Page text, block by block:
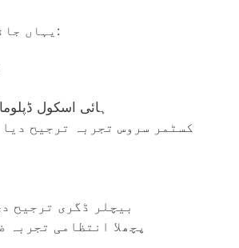
یہاں جاننے کی ضرورت ہے:
ہائی اسکول
کسٹمر سروس تجربہ ترجیح
بیچلر ڈگری ترجیح
پچھلا انتظامی تجربہ